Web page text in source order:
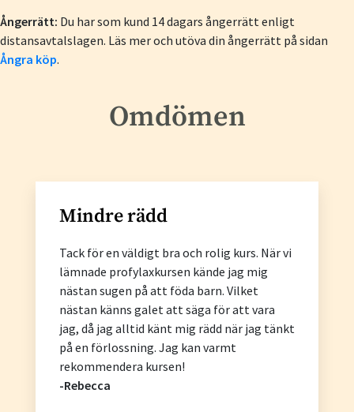
Ångerrätt: Du har som kund 14 dagars ångerrätt enligt
distansavtalslagen. Läs mer och utöva din ångerrätt på sidan
Ångra köp.
Omdömen
Mindre rädd
Tack för en väldigt bra och rolig kurs. När vi
lämnade profylaxkursen kände jag mig
nästan sugen på att föda barn. Vilket
nästan känns galet att säga för att vara
jag, då jag alltid känt mig rädd när jag tänkt
på en förlossning. Jag kan varmt
rekommendera kursen!
-Rebecca